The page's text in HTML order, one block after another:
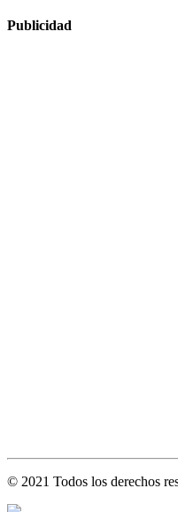
Publicidad
© 2021 Todos los derechos